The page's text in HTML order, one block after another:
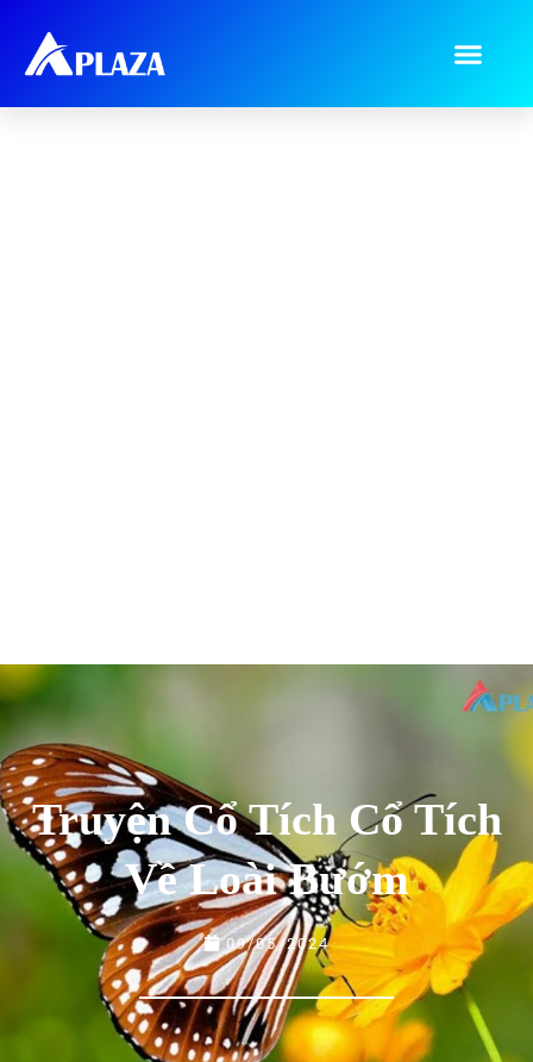
Truyện Cổ Tích Cổ Tích
Về Loài Bướm
09/05/2024